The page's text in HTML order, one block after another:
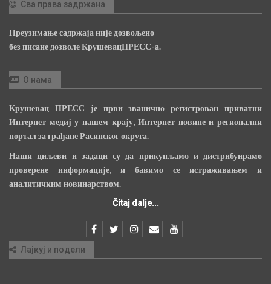
Сва права задржана
Преузимање садржаја није дозвољено
без писане дозволе КрушевацПРЕСС-а.
О нама
Крушевац ПРЕСС је први званично регистрован приватни
Интернет медиј у нашем крају, Интернет новине и регионални
портал за грађане Расинског округа.
Наши циљеви и задаци су да прикупљамо и дистрибуирамо
проверене информације, и бавимо се истраживањем и
аналитичким новинарством.
Čitaj dalje...
Лајкуј и подели